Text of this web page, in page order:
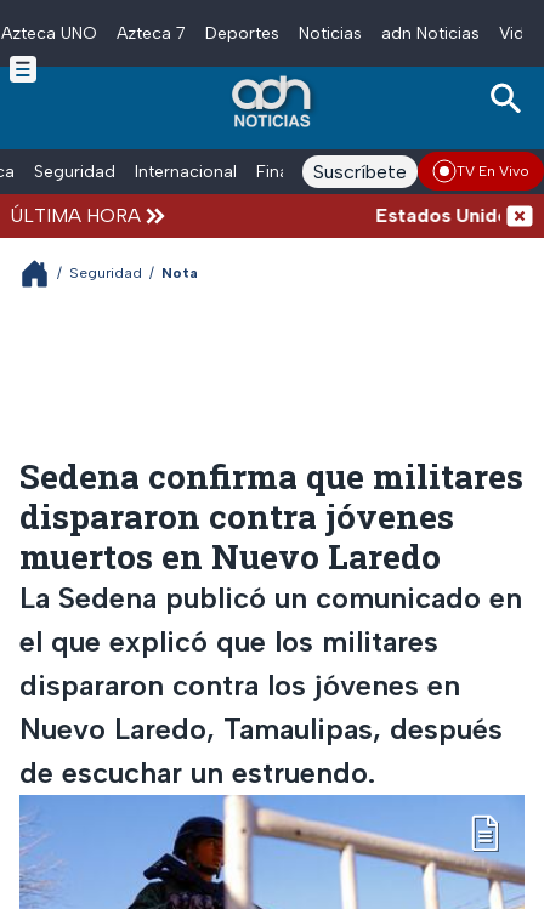
Skip to main content
Azteca UNO Azteca 7 Deportes Noticias adn Noticias
Seguridad Internacional Finanzas adn Noticias Radio
Suscríbete TV En Vivo
ÚLTIMA HORA Estados Unidos
/ Seguridad / Nota
Sedena confirma que militares
dispararon contra jóvenes
muertos en Nuevo Laredo
La Sedena publicó un comunicado en
el que explicó que los militares
dispararon contra los jóvenes en
Nuevo Laredo, Tamaulipas, después
de escuchar un estruendo.